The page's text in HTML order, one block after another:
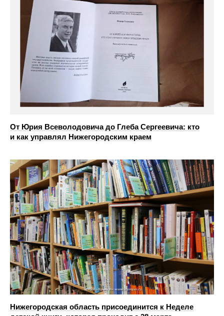
От Юрия Всеволодовича до Глеба Сергеевича: кто
и как управлял Нижегородским краем
Нижегородская область присоединится к Неделе